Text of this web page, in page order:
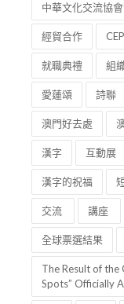
中華文化交流協
經貿合作
就職典禮 組
愛蓮頌 詩聯
澳門好去處
漢字 互動展
漢字的祝福
交流 講座
全球票選結果
The Result of the
Spots” Officially